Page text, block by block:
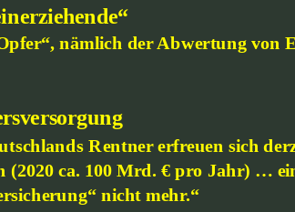
nämlich der Abwertung von
Rentner erfreuen sich
(2020 ca. 100 Mrd. € pro Jahr) …
nicht mehr.“